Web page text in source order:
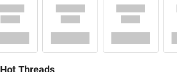
Hot Threads